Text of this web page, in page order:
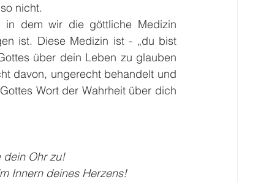
nicht.
ist. Diese Medizin ist - „du bist
über dein Leben zu glauben
davon, ungerecht behandelt und
Wort der Wahrheit über dich
dein Ohr zu!
Innern deines Herzens!